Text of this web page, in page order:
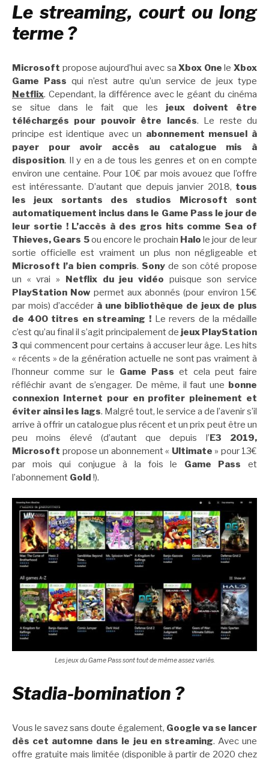
Le streaming, court ou long
terme ?
Microsoft propose aujourd’hui avec saXbox Onele Xbox
Game Pass qui n’est autre qu’un service de jeux type
Netflix. Cependant, la différence avec le géant du cinéma
se situe dans le fait que les jeux doivent être
téléchargés pour pouvoir être lancés. Le reste du
principe est identique avec un abonnement mensuel à
payer pour avoir accès au catalogue mis à
disposition. Il y en a de tous les genres et on en compte
environ une centaine. Pour 10€ par mois avouez que l’offre
est intéressante. D’autant que depuis janvier 2018, tous
les jeux sortants des studios Microsoft sont
automatiquement inclus dans le Game Pass le jour de
leur sortie ! L’accès à des gros hits comme Sea of
Thieves, Gears 5ou encore le prochain Halole jour de leur
sortie officielle est vraiment un plus non négligeable et
Microsoft l’a bien compris. Sony de son côté propose
un « vrai » Netflix du jeu vidéo puisque son service
PlayStation Now permet aux abonnés (pour environ 15€
par mois) d’accéder à une bibliothèque de jeux de plus
de 400 titres en streaming ! Le revers de la médaille
c’est qu’au final il s’agit principalement de jeux PlayStation
3qui commencent pour certains à accuser leur âge. Les hits
« récents » de la génération actuelle ne sont pas vraiment à
l’honneur comme sur le Game Pass et cela peut faire
réfléchir avant de s’engager. De même, il faut une bonne
connexion Internet pour en profiter pleinement et
éviter ainsi les lags. Malgré tout, le service a de l’avenir s’il
arrive à offrir un catalogue plus récent et un prix peut être un
peu moins élevé (d’autant que depuis l’E3 2019,
Microsoft propose un abonnement « Ultimate » pour 13€
par mois qui conjugue à la fois le Game Passet
l’abonnement Gold !).
Les jeux du Game Pass sont tout de même assez variés.
Stadia-bomination ?
Vous le savez sans doute également, Google va se lancer
dès cet automne dans le jeu en streaming. Avec une
offre gratuite mais limitée (disponible à partir de 2020 chez